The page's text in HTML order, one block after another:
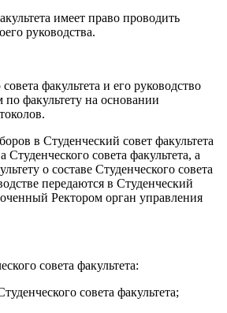
имеет право проводить
руководства.
факультета и его руководство
по факультету на основании
в Студенческий совет факультета
совета факультета, а
о составе Студенческого совета
передаются в Студенческий
Ректором орган управления
совета факультета:
совета факультета;